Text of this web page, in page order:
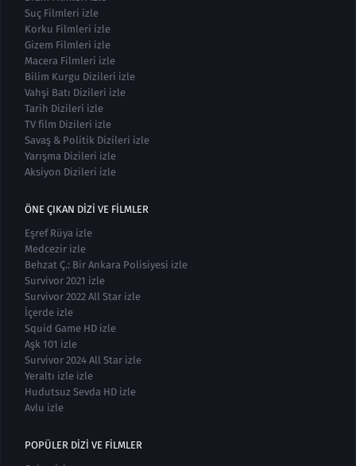
Suç Filmleri izle
Korku Filmleri izle
Gizem Filmleri izle
Macera Filmleri izle
Bilim Kurgu Dizileri izle
Vahşi Batı Dizileri izle
Tarih Dizileri izle
TV film Dizileri izle
Savaş & Politik Dizileri izle
Yarışma Dizileri izle
Aksiyon Dizileri izle
ÖNE ÇIKAN DIZI VE FILMLER
Eşref Rüya izle
Medcezir izle
Behzat Ç.: Bir Ankara Polisiyesi izle
Survivor 2021 izle
Survivor 2022 All Star izle
İçerde izle
Squid Game HD izle
Aşk 101 izle
Survivor 2024 All Star izle
Yeraltı izle izle
Hudutsuz Sevda HD izle
Avlu izle
POPÜLER DIZI VE FILMLER